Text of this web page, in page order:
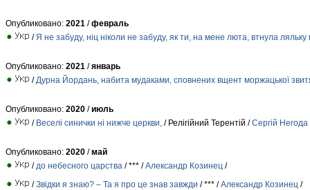
Опубликовано: 2021 /февраль
/ Я не забуду, ніц ніколи не забуду, як ти, на мене люта, втнула ляльку
Опубликовано: 2021 /январь
/ Дурна Йордань, набита мудаками, сповнених вщент моржацької
Опубликовано: 2020 /июль
/ Веселі синички ні нижче церкви, / Релігійний Терентій /Сергій Негода
Опубликовано: 2020 /май
/ до небесного царства / *** /Александр Козинец /
/Звідки я знаю? – Та я про це знав завжди / *** /Александр Козинец /